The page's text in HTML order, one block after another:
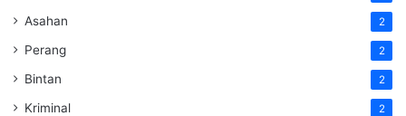
Asahan 2
Perang 2
Bintan 2
Kriminal 2